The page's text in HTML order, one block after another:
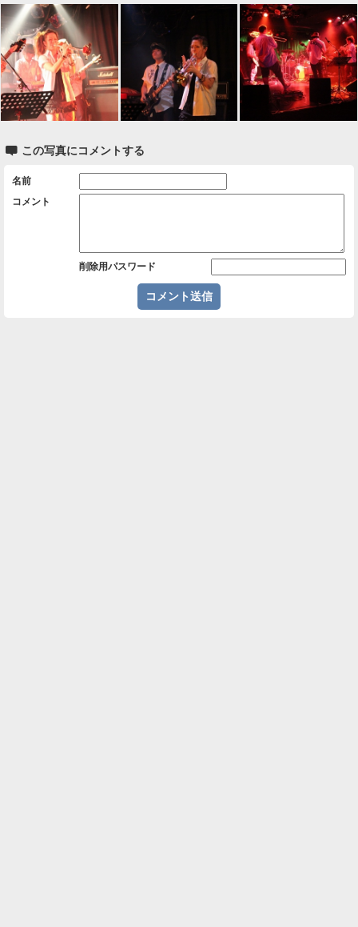
 この写真にコメントする
名前
コメント
削除用パスワード